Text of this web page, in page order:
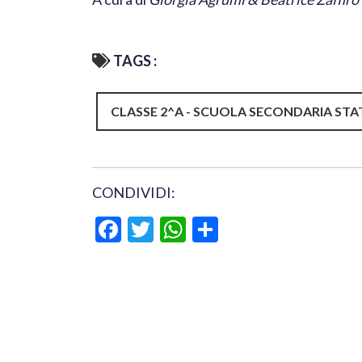
TAGS :
CLASSE 2^A - SCUOLA SECONDARIA
CONDIVIDI:
Facebook
TwitterWhatsApp